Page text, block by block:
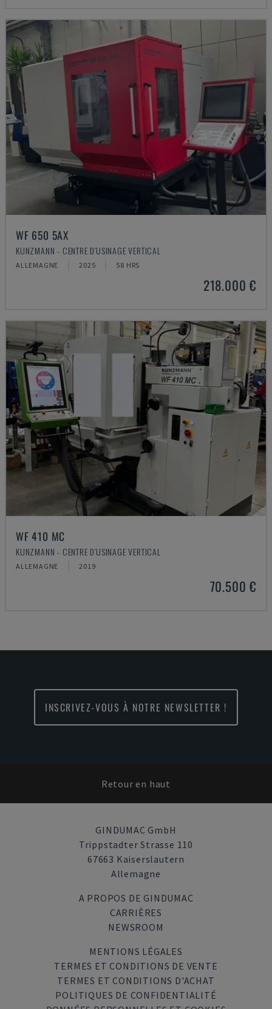
WF 650 5AX
KUNZMANN - CENTRE D'USINAGE VERTICAL
ALLEMAGNE 2025 58 HRS
218.000 €
WF 410 MC
KUNZMANN - CENTRE D'USINAGE VERTICAL
ALLEMAGNE 2019
70.500 €
INSCRIVEZ-VOUS À NOTRE NEWSLETTER !
Retour en haut
GINDUMAC GmbH
Trippstadter Strasse 110
67663 Kaiserslautern
Allemagne
A PROPOS DE GINDUMAC
CARRIÈRES
NEWSROOM
MENTIONS LÉGALES
TERMES ET CONDITIONS DE VENTE
TERMES ET CONDITIONS D'ACHAT
POLITIQUES DE CONFIDENTIALITÉ